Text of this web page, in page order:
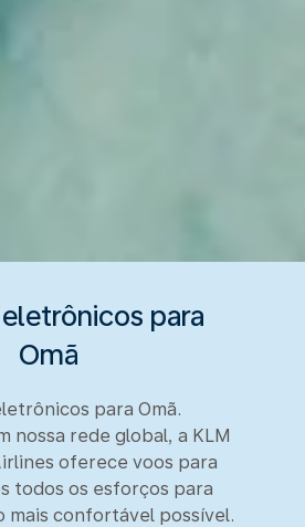
para
Omã
para Omã.
nossa rede global, a KLM
oferece voos para
todos os esforços para
mais confortável possível.